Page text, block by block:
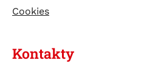
Cookies
Kontakty